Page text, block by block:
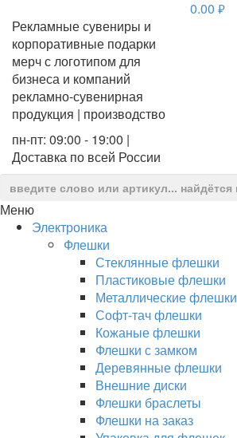
Рекламные сувениры и
корпоративные подарки
мерч с логотипом для
бизнеса и компаний
рекламно-сувенирная
продукция | производство
пн-пт: 09:00 - 19:00 |
Доставка по всей России
0.00 руб.
Меню
Электроника
Флешки
Стеклянные флешки
Пластиковые флешки
Металлические флешки
Софт-тач флешки
Кожаные флешки
Флешки с замком
Деревянные флешки
Внешние диски
Флешки браслеты
Флешки на заказ